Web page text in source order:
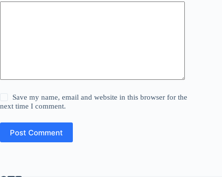
Save my name, email and website in this browser for the
next time I comment.
Post Comment